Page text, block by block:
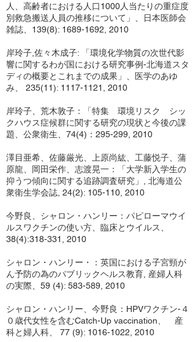
人、高齢者における人口1000人当たりの重症度
別救急搬送人員の推移について」、日本医師会
雑誌、139(8): 1689-1692 , 2010
岸玲子,佐々木成子: 「環境化学物質の次世代影
響に関するわが国における研究事例-北海道スタ
ディの概要とこれまでの成果」、医学のあゆ
み、 235(11): 1117-1121 , 2010
岸玲子、荒木敦子：「特集 環境リスク シッ
クハウス症候群に関する研究の現状と今後の課
題、公衆衛生、74(4)：295-299, 2010
澤目亜希、佐藤厳光、上原尚紘、工藤悦子、蒲
原龍、岡田栄作、志渡晃一：「大学新入学生の
抑うつ傾向に関する追跡調査研究」, 北海道公
衆衛生学会誌, 24(2): 105-110, 2010
今野良、シャロン・ハンリー：パピローマウイ
ルスワクチンの使い方、臨床とウイルス、
38(4):318-331, 2010
シャロン・ハンリー・：英国における子宮頸が
ん予防の為のパブリックヘルス教育, 産婦人科
の実際、59 (4): 583-589, 2010
シャロン・ハンリー、今野良：HPVワクチン-４
０歳代女性を含むCatch-Up vaccination、 産
科と婦人科、 77 (9): 1016-1022 , 2010